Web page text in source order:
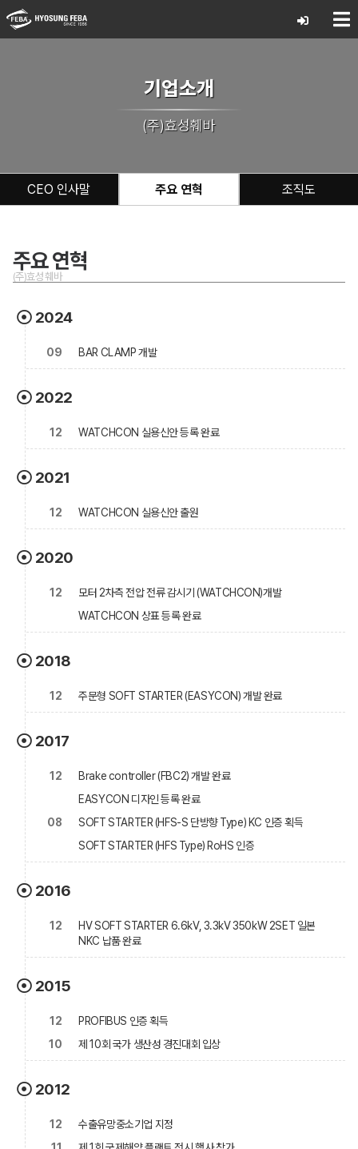
기업소개
(주)효성훼바
CEO 인사말 주요 연혁 조직도
주요 연혁
(주)효성훼바
2024
09 BAR CLAMP 개발
2022
12 WATCHCON 실용신안 등록 완료
2021
12 WATCHCON 실용신안 출원
2020
12
모터 2차측 전압 전류 감시기 (WATCHCON)개발
WATCHCON 상표 등록 완료
2018
12 주문형 SOFT STARTER (EASYCON) 개발 완료
2017
12
Brake controller (FBC2) 개발 완료
EASYCON 디자인 등록 완료
08
SOFT STARTER (HFS-S 단방향 Type) KC 인증 획득
SOFT STARTER (HFS Type) RoHS 인증
2016
12
HV SOFT STARTER 6.6kV, 3.3kV 350kW 2SET 일본
NKC 납품 완료
2015
12
PROFIBUS 인증 획득
10
제 10회 국가 생산성 경진대회 입상
2012
12
수출유망중소기업 지정